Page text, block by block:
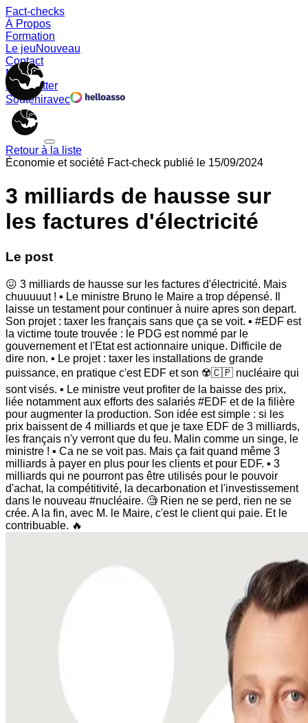
Fact-checks
À Propos
Formation
Le jeuNouveau
Contact
Memes
Newsletter
Souteniravec
Retour à la liste
Économie et société Fact-check publié le 15/09/2024
3 milliards de hausse sur
les factures d'électricité
Le post
😖 3 milliards de hausse sur les factures d'électricité. Mais
chuuuuut ! ▪︎ Le ministre Bruno le Maire a trop dépensé. Il
laisse un testament pour continuer à nuire apres son depart.
Son projet : taxer les français sans que ça se voit. ▪︎ #EDF est
la victime toute trouvée : le PDG est nommé par le
gouvernement et l'Etat est actionnaire unique. Difficile de
dire non. ▪︎ Le projet : taxer les installations de grande
puissance, en pratique c'est EDF et son ☢️🇨🇵 nucléaire qui
sont visés. ▪︎ Le ministre veut profiter de la baisse des prix,
liée notamment aux efforts des salariés #EDF et de la filière
pour augmenter la production. Son idée est simple : si les
prix baissent de 4 milliards et que je taxe EDF de 3 milliards,
les français n'y verront que du feu. Malin comme un singe, le
ministre ! ▪︎ Ca ne se voit pas. Mais ça fait quand même 3
milliards à payer en plus pour les clients et pour EDF. ▪︎ 3
milliards qui ne pourront pas être utilisés pour le pouvoir
d'achat, la compétitivité, la decarbonation et l'investissement
dans le nouveau #nucléaire. 🧐 Rien ne se perd, rien ne se
crée. A la fin, avec M. le Maire, c'est le client qui paie. Et le
contribuable. 🔥